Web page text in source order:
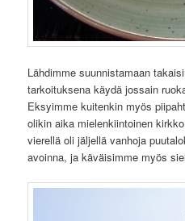
Lähdimme suunnistamaan
tarkoituksena käydä jossain
Eksyimme kuitenkin myös
olikin aika mielenkiintoinen
vierellä oli jäljellä vanhoja
avoinna, ja käväisimme myös